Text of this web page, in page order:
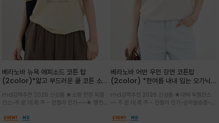
베라노바 뉴욕 에피소드 코튼 탑
(2color)*얇고 부드러운 쿨 코튼 소재
고 자연스러운 멋이 있는 핏으로 여름내
내 편하고 감각적으로 입으세요
md강력추천 2026 신상품 ★소량 한정 득템
찬스~주.문.대.폭.주 - 전컬러 인기~~~★ 쨍한듯
내추럴한 컬러감이 매력적인 티셔츠/여유로운
베라노바 어반 우먼 강연 코튼탑
(2color) *한여름 내내 입는 오가닉
워크 (Line Work) & 스케치/감각적
인 아트워크 프린트가 시선을 끄는 루즈
핏 강연티셔츠
md강력추천 2026 신상품 ★대박 득템찬스
~~ 주.문.대.폭.주 - 전컬러 인기~순차발송중~★
한 착용감을 선사하며, 자연스럽게 떨어지는 실루